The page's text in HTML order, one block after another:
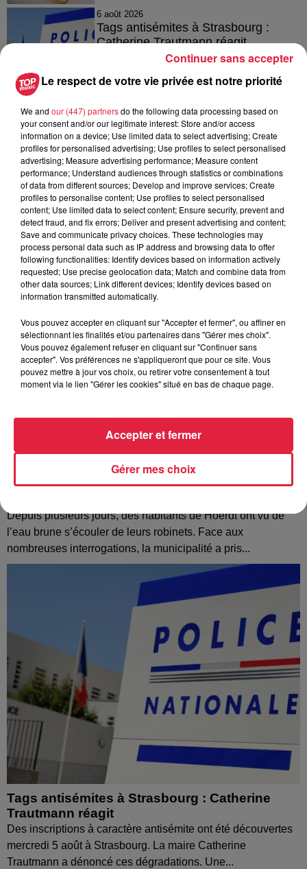
6 août 2026
Tags antisémites à Strasbourg :
Catherine Trautmann réagit
Au zoo de Mulhouse : rencontre
avec les flamants rouges
À découvrir également
Depuis plusieurs jours, des habitants de Hoerdt ont vu de
l’eau brune s’écouler de leurs robinets. Face aux
nombreuses interrogations, la municipalité a pris...
Tags antisémites à Strasbourg : Catherine
Trautmann réagit
Des inscriptions à caractère antisémite ont été découvertes
mercredi 5 août à Strasbourg. La maire Catherine
Trautmann a dénoncé ces dégradations. Une...
Le respect de votre vie privée est notre priorité
We and our (447) partnersdo the following data processing based on
your consent and/or our legitimate interest: Store and/or access
information on a device; Use limited data to select advertising; Create
profiles for personalised advertising; Use profiles to select personalised
advertising; Measure advertising performance; Measure content
performance; Understand audiences through statistics or combinations
of data from different sources; Develop and improve services; Create
profiles to personalise content; Use profiles to select personalised
content; Use limited data to select content; Ensure security, prevent and
detect fraud, and fix errors; Deliver and present advertising and content;
Save and communicate privacy choices. These technologies may
process personal data such as IP address and browsing data to offer
following functionalities: Identify devices based on information actively
requested; Use precise geolocation data; Match and combine data from
other data sources; Link different devices; Identify devices based on
information transmitted automatically.
Vous pouvez accepter en cliquant sur "Accepter et fermer", ou affiner en
sélectionnant les finalités et/ou partenaires dans "Gérer mes choix".
Vous pouvez également refuser en cliquant sur "Continuer sans
accepter". Vos préférences ne s'appliqueront que pour ce site. Vous
pouvez mettre à jour vos choix, ou retirer votre consentement à tout
moment via le lien "Gérer les cookies" situé en bas de chaque page.
Gérer mes choix
Accepter et fermer
Continuer sans accepter